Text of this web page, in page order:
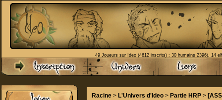
49 Joueurs sur Ideo (4612 inscrits) : 30 humains 2396), 14
Racine> L'Univers d'Ideo> Partie HRP>